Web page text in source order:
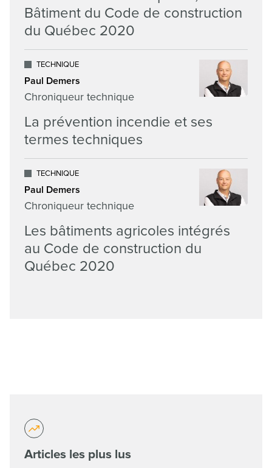
Bâtiment du Code de construction
du Québec 2020
TECHNIQUE
Paul Demers
Chroniqueur technique
La prévention incendie et ses
termes techniques
TECHNIQUE
Paul Demers
Chroniqueur technique
Les bâtiments agricoles intégrés
au Code de construction du
Québec 2020
Articles les plus lus